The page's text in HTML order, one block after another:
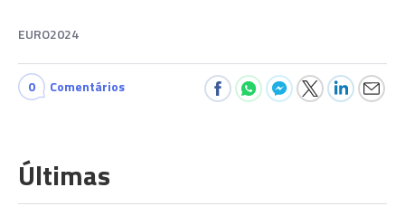
EURO2024
0 Comentários
Últimas